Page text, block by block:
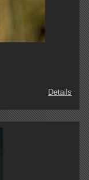
Details